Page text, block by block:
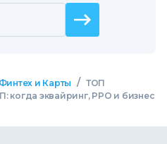
Финтех и Карты / ТОП
когда эквайринг, РРО и бизнес